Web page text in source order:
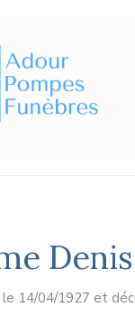
14/04/1927 et